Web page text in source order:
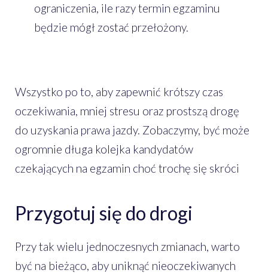
ograniczenia, ile razy termin egzaminu
będzie mógł zostać przełożony.
Wszystko po to, aby zapewnić krótszy czas
oczekiwania, mniej stresu oraz prostszą drogę
do uzyskania prawa jazdy. Zobaczymy, być może
ogromnie długa kolejka kandydatów
czekających na egzamin choć trochę się skróci
Przygotuj się do drogi
Przy tak wielu jednoczesnych zmianach, warto
być na bieżąco, aby uniknąć nieoczekiwanych